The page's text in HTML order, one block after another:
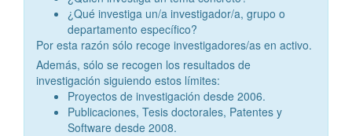
¿Qué investiga un/a investigador/a, grupo o
departamento específico?
Por esta razón sólo recoge investigadores/as en activo.
Además, sólo se recogen los resultados de
investigación siguiendo estos límites:
Proyectos de investigación desde 2006.
Publicaciones, Tesis doctorales, Patentes y
Software desde 2008.